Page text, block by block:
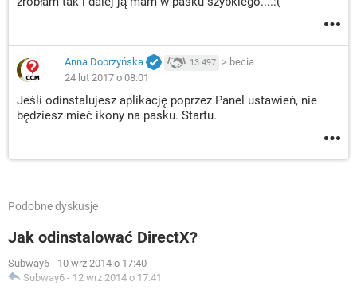
Anna Dobrzyńska 13 497 > becia
24 lut 2017 o 08:01
Jeśli odinstalujesz aplikację poprzez Panel ustawień, nie
będziesz mieć ikony na pasku. Startu.
Podobne dyskusje
Jak odinstalować DirectX?
Subway6 - 10 wrz 2014 o 17:40
Subway6 - 12 wrz 2014 o 17:41